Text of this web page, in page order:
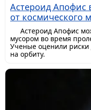
Астероид Апофис
от космического
Астероид Апофис
мусором во время
Ученые оценили
на орбиту.